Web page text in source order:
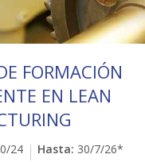
FORMACIÓN
EN LEAN
24 Hasta: 30/7/26*